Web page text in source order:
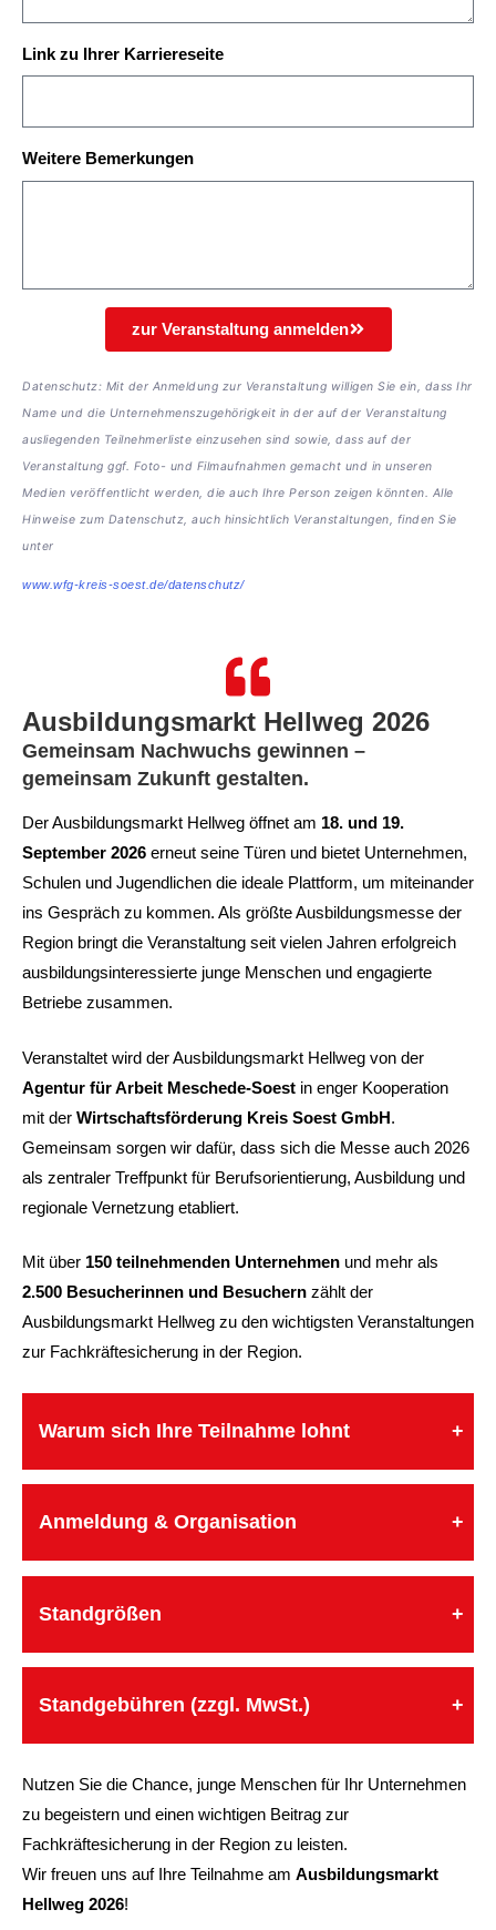
Link zu Ihrer Karriereseite
Weitere Bemerkungen
zur Veranstaltung anmelden
Datenschutz: Mit der Anmeldung zur Veranstaltung willigen Sie ein, dass Ihr
Name und die Unternehmenszugehörigkeit in der auf der Veranstaltung
ausliegenden Teilnehmerliste einzusehen sind sowie, dass auf der
Veranstaltung ggf. Foto- und Filmaufnahmen gemacht und in unseren
Medien veröffentlicht werden, die auch Ihre Person zeigen könnten. Alle
Hinweise zum Datenschutz, auch hinsichtlich Veranstaltungen, finden Sie
unter
www.wfg-kreis-soest.de/datenschutz/
Ausbildungsmarkt Hellweg 2026
Gemeinsam Nachwuchs gewinnen –
gemeinsam Zukunft gestalten.
Der Ausbildungsmarkt Hellweg öffnet am 18. und 19.
September 2026 erneut seine Türen und bietet Unternehmen,
Schulen und Jugendlichen die ideale Plattform, um miteinander
ins Gespräch zu kommen. Als größte Ausbildungsmesse der
Region bringt die Veranstaltung seit vielen Jahren erfolgreich
ausbildungsinteressierte junge Menschen und engagierte
Betriebe zusammen.
Veranstaltet wird der Ausbildungsmarkt Hellweg von der
Agentur für Arbeit Meschede-Soest in enger Kooperation
mit der Wirtschaftsförderung Kreis Soest GmbH.
Gemeinsam sorgen wir dafür, dass sich die Messe auch 2026
als zentraler Treffpunkt für Berufsorientierung, Ausbildung und
regionale Vernetzung etabliert.
Mit über 150 teilnehmenden Unternehmen und mehr als
2.500 Besucherinnen und Besuchern zählt der
Ausbildungsmarkt Hellweg zu den wichtigsten Veranstaltungen
zur Fachkräftesicherung in der Region.
Warum sich Ihre Teilnahme lohnt +
Anmeldung & Organisation +
Standgrößen +
Standgebühren (zzgl. MwSt.) +
Nutzen Sie die Chance, junge Menschen für Ihr Unternehmen
zu begeistern und einen wichtigen Beitrag zur
Fachkräftesicherung in der Region zu leisten.
Wir freuen uns auf Ihre Teilnahme am Ausbildungsmarkt
Hellweg 2026!